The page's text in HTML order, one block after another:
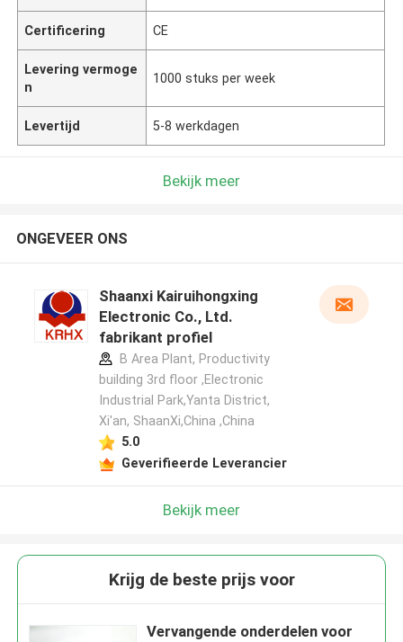
Certificering CE
Levering vermoge
n
1000 stuks per week
Levertijd 5-8 werkdagen
Bekijk meer
ONGEVEER ONS
Shaanxi Kairuihongxing
Electronic Co., Ltd.
fabrikant profiel
B Area Plant, Productivity
building 3rd floor ,Electronic
Industrial Park,Yanta District,
Xi'an, ShaanXi,China ,China
5.0
Geverifieerde Leverancier
Bekijk meer
Krijg de beste prijs voor
Vervangende onderdelen voor